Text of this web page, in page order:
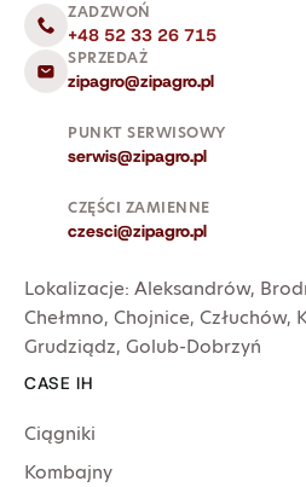
ZADZWOŃ
+48 52 33 26 715
SPRZEDAŻ
zipagro@zipagro.pl
PUNKT SERWISOWY
serwis@zipagro.pl
CZĘŚCI ZAMIENNE
czesci@zipagro.pl
Lokalizacje: Aleksandrów,
Chełmno, Chojnice, Człuchów,
Grudziądz, Golub-Dobrzyń
CASE IH
Ciągniki
Kombajny